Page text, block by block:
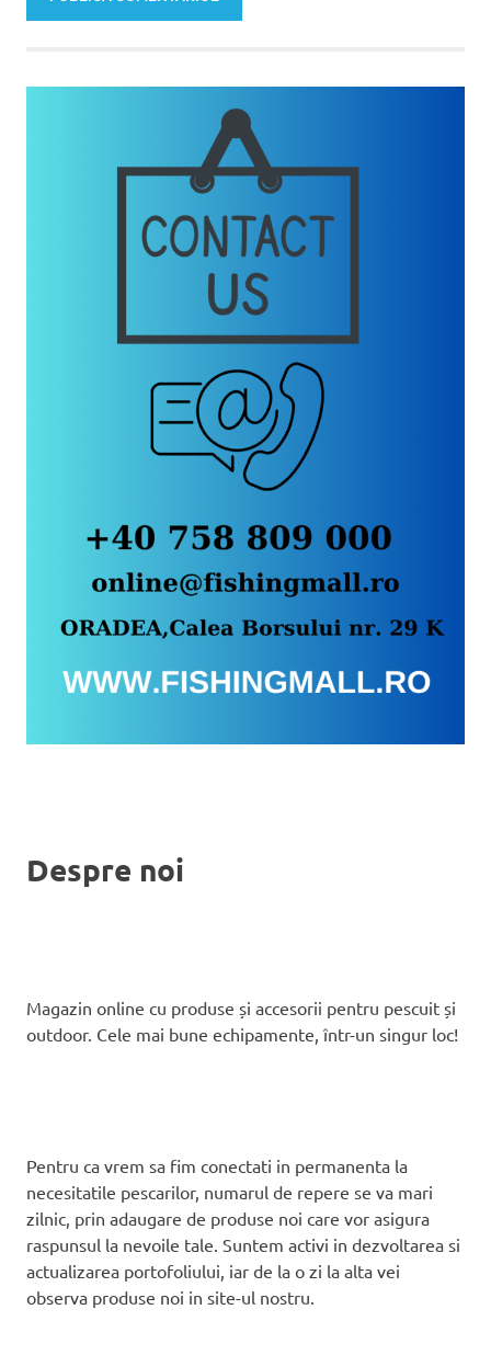
Despre noi
Magazin online cu produse și accesorii pentru pescuit și
outdoor. Cele mai bune echipamente, într-un singur loc!
Pentru ca vrem sa fim conectati in permanenta la
necesitatile pescarilor, numarul de repere se va mari
zilnic, prin adaugare de produse noi care vor asigura
raspunsul la nevoile tale. Suntem activi in dezvoltarea si
actualizarea portofoliului, iar de la o zi la alta vei
observa produse noi in site-ul nostru.